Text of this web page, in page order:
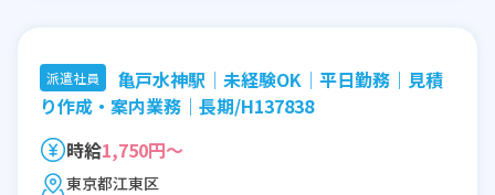
派遣社員
亀戸水神駅│未経験OK│平日勤務｜見積
り作成・案内業務｜長期/H137838
時給1,750円～
東京都江東区